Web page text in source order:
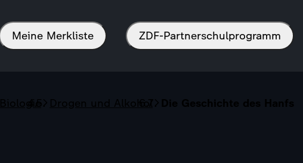
Meine Merkliste ZDF-Partnerschulprogramm
Biologie Drogen und Alkohol Die Geschichte des Hanfs